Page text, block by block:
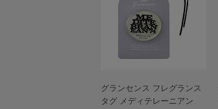
グランセンス フレグランス
タグ メディテレーニアン